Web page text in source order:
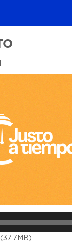
(37.7MB)